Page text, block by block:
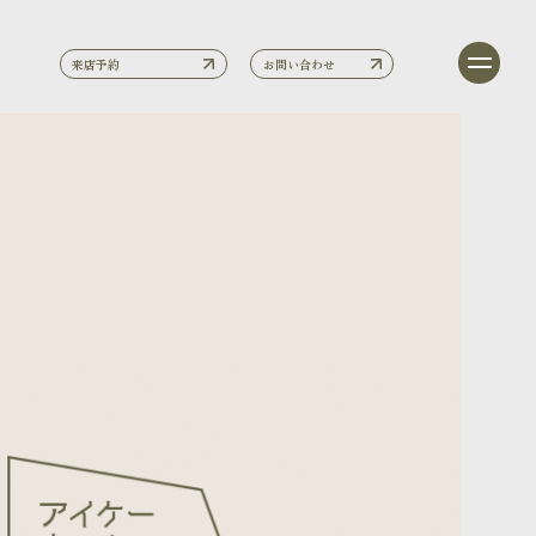
来店予約 お問い合わせ